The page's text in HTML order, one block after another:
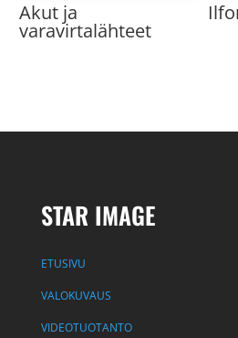
Akut ja
varavirtalähteet
STAR IMAGE
ETUSIVU
VALOKUVAUS
VIDEOTUOTANTO